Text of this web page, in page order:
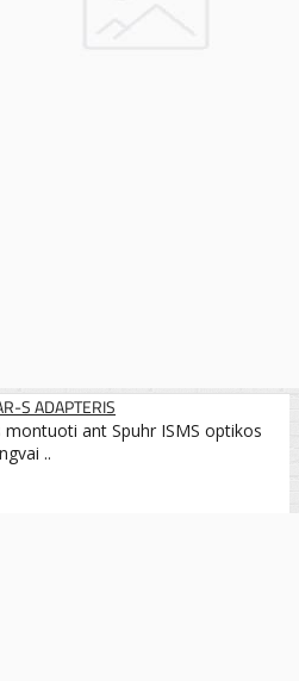
S ADAPTERIS
ant Spuhr ISMS optikos
..